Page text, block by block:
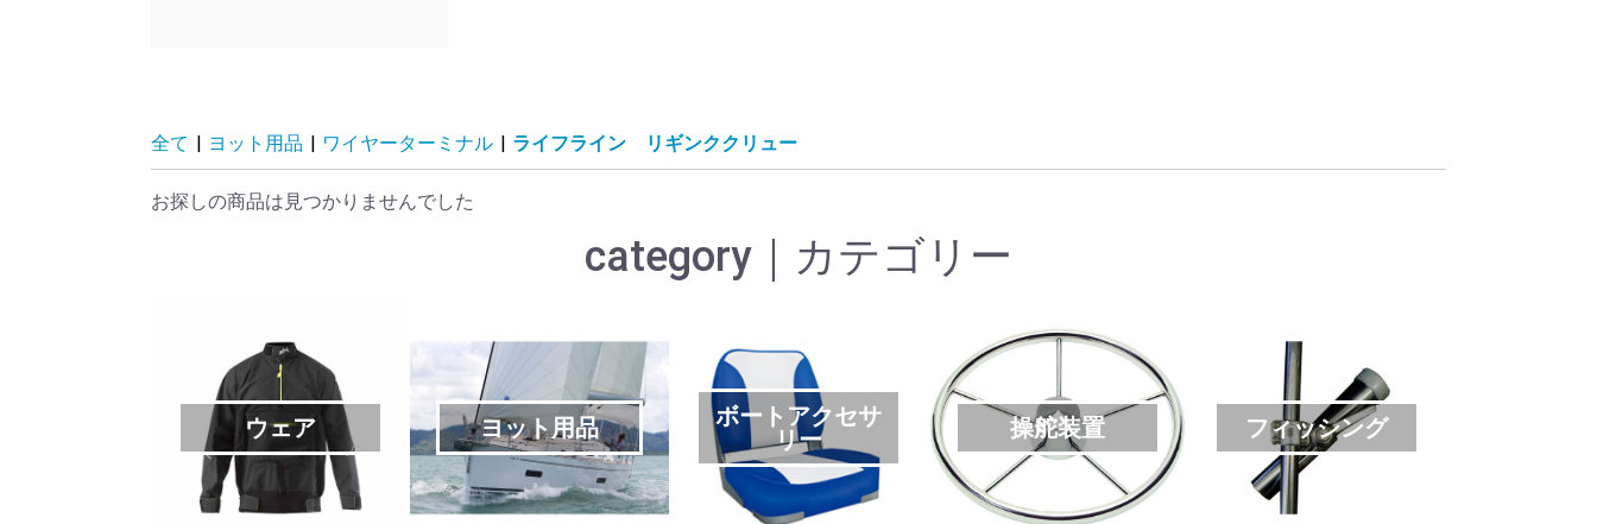
全て | ヨット用品 | ワイヤーターミナル | ライフライン リギンククリュー
お探しの商品は見つかりませんでした
category｜カテゴリー
ウェア ヨット用品
ボートアクセサ
リー
操舵装置 フィッシング